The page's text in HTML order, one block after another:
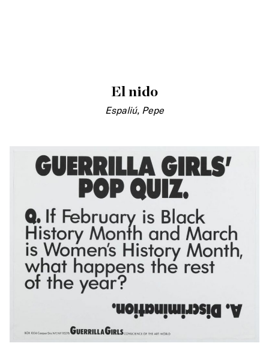
El nido
Espaliú, Pepe